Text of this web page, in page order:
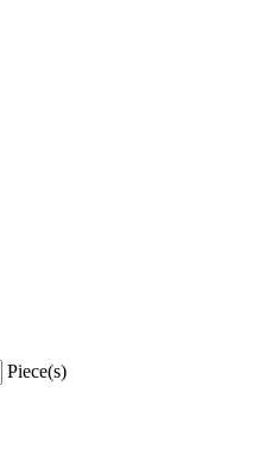
Piece(s)